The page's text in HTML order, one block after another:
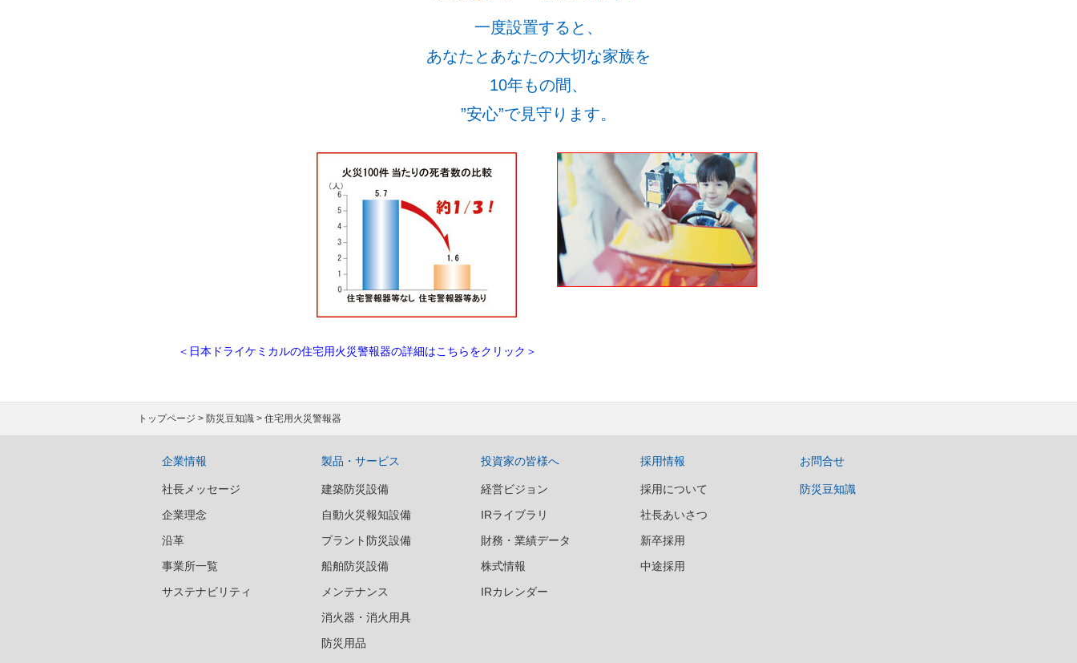
一度設置すると、
あなたとあなたの大切な家族を
10年もの間、
”安心”で見守ります。
＜日本ドライケミカルの住宅用火災警報器の詳細はこちらをクリック＞
トップページ > 防災豆知識 > 住宅用火災警報器
企業情報
社長メッセージ
企業理念
沿革
事業所一覧
サステナビリティ
製品・サービス
建築防災設備
自動火災報知設備
プラント防災設備
船舶防災設備
メンテナンス
消火器・消火用具
防災用品
投資家の皆様へ
経営ビジョン
IRライブラリ
財務・業績データ
株式情報
IRカレンダー
採用情報
採用について
社長あいさつ
新卒採用
中途採用
お問合せ
防災豆知識